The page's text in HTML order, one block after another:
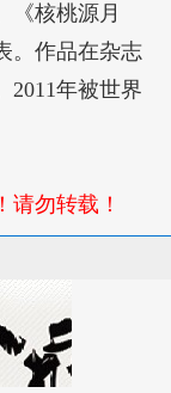
《核桃源月
。作品在杂志
2011年被世界
勿转载！